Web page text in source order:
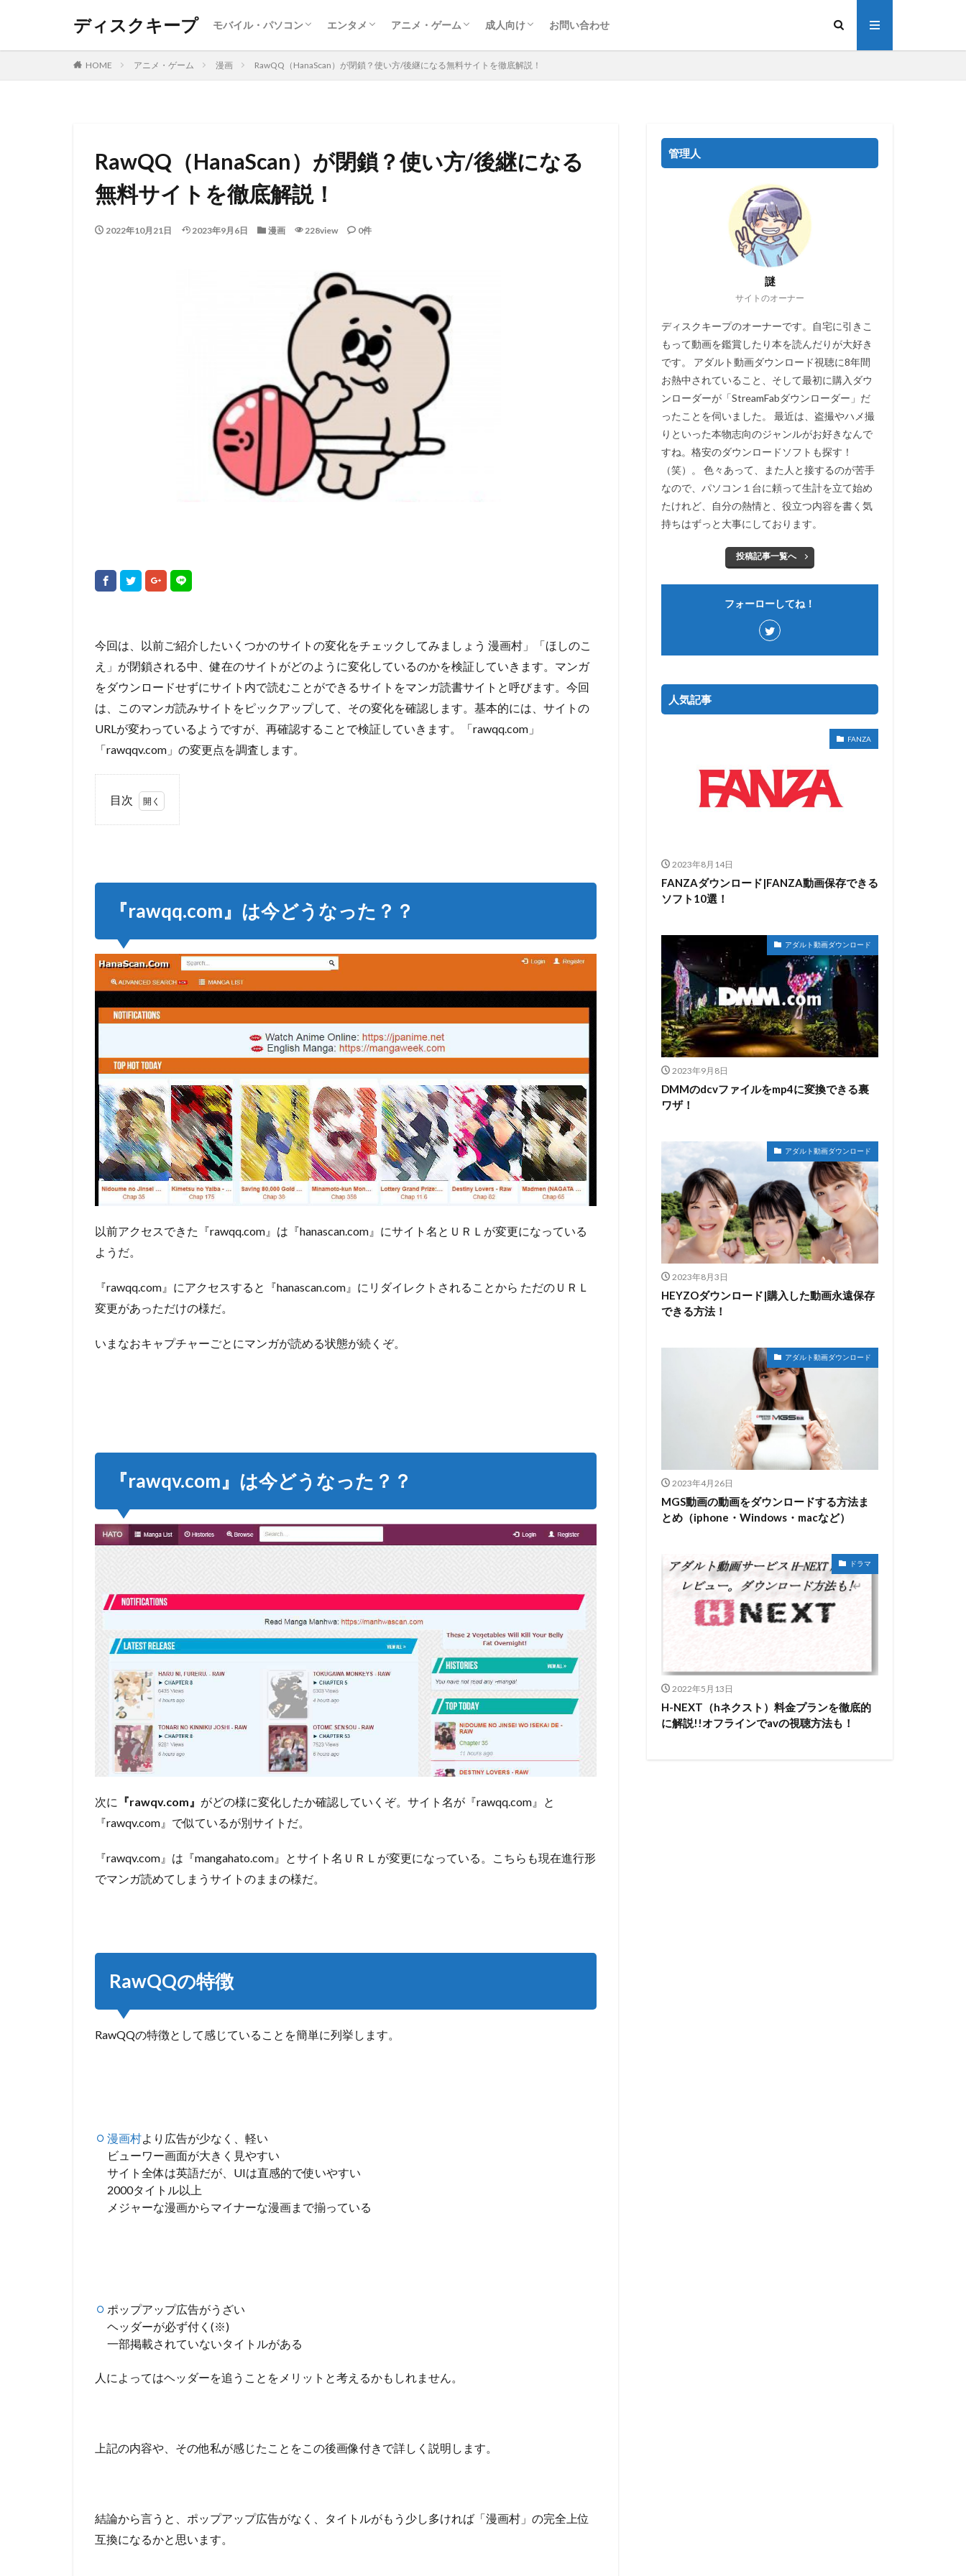
ディスクキープ モバイル・パソコン
Android
Iphone ・Ipad
SNS
レポート
Windows
MAC
DVD・BD
エンタメ
映画
ドラマ
レポート
音楽
動画配信サービス
アニメ・ゲーム
漫画
ゲーム
アニメ
成人向け
アダルト動画ダウンロード
アダルトサイト情報
FANZA
お問い合わせ
HOME アニメ・ゲーム 漫画 RawQQ（HanaScan）が閉鎖？使い方/後継になる無料サイトを徹底解説！
RawQQ（HanaScan）が閉鎖？使い方/後継になる
無料サイトを徹底解説！
2022年10月21日 2023年9月6日 漫画 228view 0件
今回は、以前ご紹介したいくつかのサイトの変化をチェックしてみましょう 漫画村」「ほしのこ
え」が閉鎖される中、健在のサイトがどのように変化しているのかを検証していきます。マンガ
をダウンロードせずにサイト内で読むことができるサイトをマンガ読書サイトと呼びます。今回
は、このマンガ読みサイトをピックアップして、その変化を確認します。基本的には、サイトの
URLが変わっているようですが、再確認することで検証していきます。「rawqq.com」
「rawqqv.com」の変更点を調査します。
目次
『rawqv.com』
た？？
3
RawQQ
の特徴
3.1
面は
キリ
して
いて
見や
すい
3.2
人気
キン
グに
疑問
り
3.3
ント
はや
と凝
って
る
画
の
索
方
法
は
３
種
類
4.1
標準
の検索方
【Search】
4.2
条件を
する：
【ADVANCED
【MANG
RawQQ
5.1
①HanaScan.com
5.2
②LoveHeaven
5.5
⑤MANGA11
⑥Sakura
ZIP
『rawqq.com』は今どうなった？？
以前アクセスできた 『rawqq.com』 は 『hanascan.com』 にサイト名とＵＲＬが変更になっている
ようだ。
『rawqq.com』 にアクセスすると 『hanascan.com』 にリダイレクトされることから ただのＵＲＬ
変更があっただけの様だ。
いまなおキャプチャーごとにマンガが読める状態が続くぞ。
『rawqv.com』は今どうなった？？
次に 『rawqv.com』 がどの様に変化したか確認していくぞ。サイト名が『rawqq.com』と
『rawqv.com』で似ているが別サイトだ。
『rawqv.com』 は 『mangahato.com』 とサイト名ＵＲＬが変更になっている。
こちらも現在進行形
でマンガ読めてしまうサイトのままの様だ。
RawQQの特徴
RawQQの特徴として感じていることを簡単に列挙します。
漫画村より広告が少なく、軽い
ビューワー画面が大きく見やすい
サイト全体は英語だが、UIは直感的で使いやすい
2000タイトル以上
メジャーな漫画からマイナーな漫画まで揃っている
ポップアップ広告がうざい
ヘッダーが必ず付く(※)
一部掲載されていないタイトルがある
人によってはヘッダーを追うことをメリットと考えるかもしれません。
上記の内容や、その他私が感じたことをこの後画像付きで詳しく説明します。
結論から言うと、ポップアップ広告がなく、タイトルがもう少し多ければ「漫画村」の完全上位
互換になるかと思います。
管理人
謎
サイトのオーナー
ディスクキープのオーナーです。自宅に引きこ
もって動画を鑑賞したり本を読んだりが大好き
です。 アダルト動画ダウンロード視聴に8年間
お熱中されていること、そして最初に購入ダウ
ンローダーが「StreamFabダウンローダー」だ
ったことを伺いました。 最近は、盗撮やハメ撮
りといった本物志向のジャンルがお好きなんで
すね。格安のダウンロードソフトも探す！
（笑）。 色々あって、また人と接するのが苦手
なので、パソコン１台に頼って生計を立て始め
たけれど、自分の熱情と、役立つ内容を書く気
持ちはずっと大事にしております。
投稿記事一覧へ
フォーローしてね！
人気記事
FANZA
2023年8月14日
FANZAダウンロード|FANZA動画保存できる
ソフト10選！
アダルト動画ダウンロード
2023年9月8日
DMMのdcvファイルをmp4に変換できる裏
ワザ！
アダルト動画ダウンロード
2023年8月3日
HEYZOダウンロード|購入した動画永遠保存
できる方法！
アダルト動画ダウンロード
2023年4月26日
MGS動画の動画をダウンロードする方法ま
とめ（iphone・Windows・macなど）
ドラマ
2022年5月13日
H-NEXT（hネクスト）料金プランを徹底的
に解説!!オフラインでavの視聴方法も！